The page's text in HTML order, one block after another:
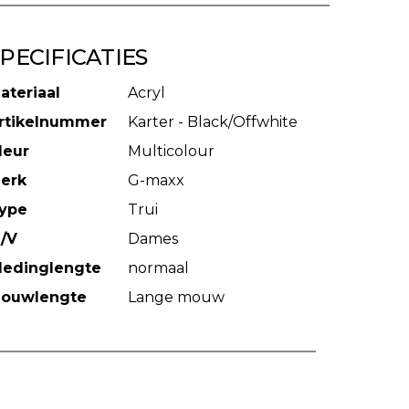
Acryl
Karter - Black/Offwhite
Multicolour
G-maxx
Trui
V
Dames
normaal
Lange mouw